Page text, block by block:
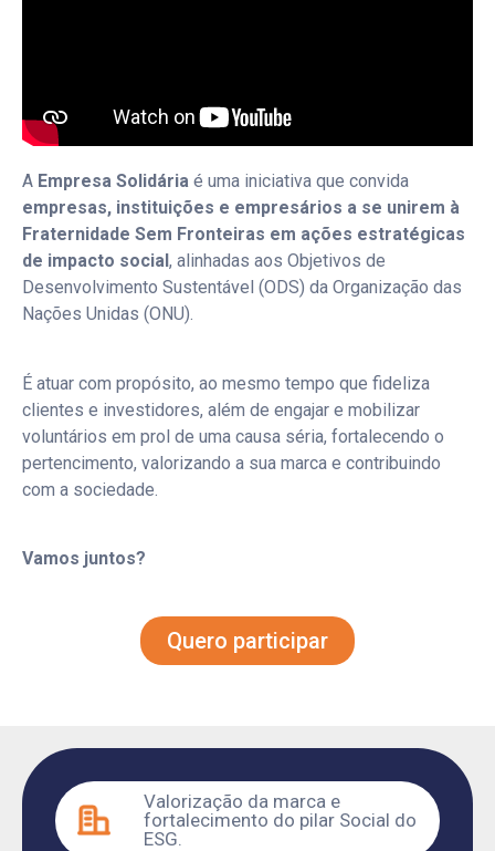
A Empresa Solidária é uma iniciativa que convida
empresas, instituições e empresários a se unirem à
Fraternidade Sem Fronteiras em ações estratégicas
de impacto social , alinhadas aos Objetivos de
Desenvolvimento Sustentável (ODS) da Organização das
Nações Unidas (ONU).
É atuar com propósito, ao mesmo tempo que fideliza
clientes e investidores, além de engajar e mobilizar
voluntários em prol de uma causa séria, fortalecendo o
pertencimento, valorizando a sua marca e contribuindo
com a sociedade.
Vamos juntos?
Quero participar
Valorização da marca e
fortalecimento do pilar Social do
ESG.